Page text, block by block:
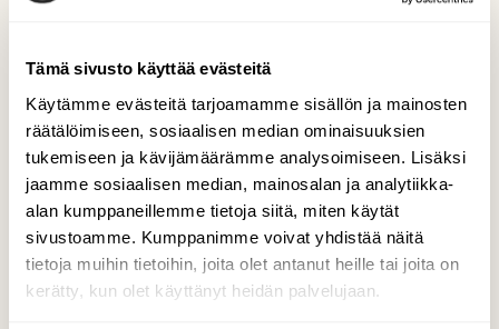
Tämä sivusto käyttää evästeitä
Käytämme evästeitä tarjoamamme sisällön ja mainosten
räätälöimiseen, sosiaalisen median ominaisuuksien
tukemiseen ja kävijämäärämme analysoimiseen. Lisäksi
jaamme sosiaalisen median, mainosalan ja analytiikka-
alan kumppaneillemme tietoja siitä, miten käytät
sivustoamme. Kumppanimme voivat yhdistää näitä
tietoja muihin tietoihin, joita olet antanut heille tai joita on
kerätty, kun olet käyttänyt heidän palvelujaan.
Talitiainen
Etsi ruokaa maasta. Ohi lensi muutama
pyrstötiainen. Eivät pysähtyneet
kuvattaviksi.